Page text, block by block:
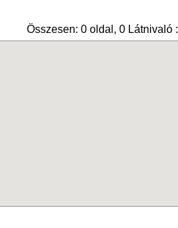
Összesen: 0 oldal, 0 Látnivaló :